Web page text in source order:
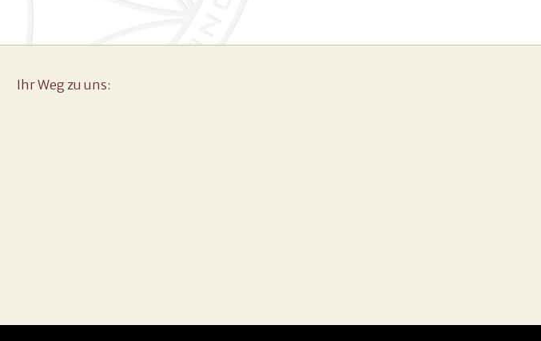
Ihr Weg zu uns: